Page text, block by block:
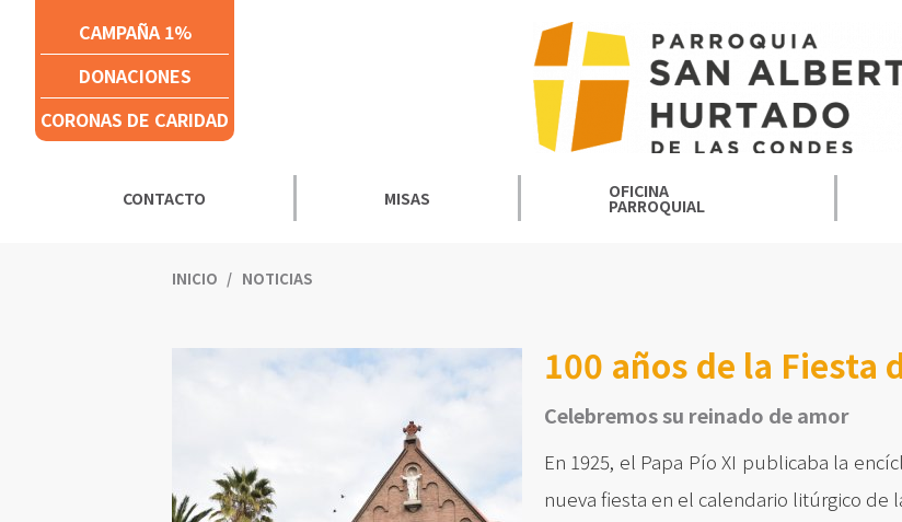
CAMPAÑA 1%
DONACIONES
CORONAS DE CARIDAD
CONTACTO MISAS OFICINA
PARROQUIAL
INICIO NOTICIAS
100 años de la Fiesta
Celebremos su reinado de amor
En 1925, el Papa Pío XI publicaba la
nueva fiesta en el calendario litúrgico de